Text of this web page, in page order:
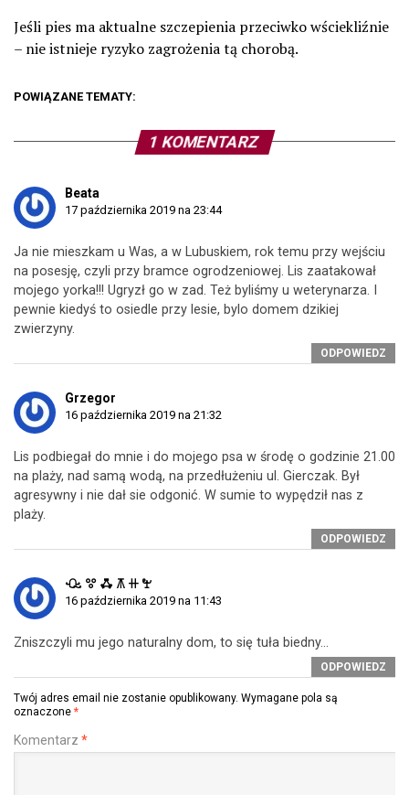
Jeśli pies ma aktualne szczepienia przeciwko wściekliźnie
– nie istnieje ryzyko zagrożenia tą chorobą.
POWIĄZANE TEMATY:
1 KOMENTARZ
Beata
17 października 2019 na 23:44
Ja nie mieszkam u Was, a w Lubuskiem, rok temu przy wejściu
na posesję, czyli przy bramce ogrodzeniowej. Lis zaatakował
mojego yorka!!! Ugryzł go w zad. Też byliśmy u weterynarza. I
pewnie kiedyś to osiedle przy lesie, bylo domem dzikiej
zwierzyny.
ODPOWIEDZ
Grzegor
16 października 2019 na 21:32
Lis podbiegał do mnie i do mojego psa w środę o godzinie 21.00
na plaży, nad samą wodą, na przedłużeniu ul. Gierczak. Był
agresywny i nie dał sie odgonić. W sumie to wypędził nas z
plaży.
ODPOWIEDZ
ꘐ ꖜ ꗈ ꕧ ꔠ ꖟ
16 października 2019 na 11:43
Zniszczyli mu jego naturalny dom, to się tuła biedny…
ODPOWIEDZ
Twój adres email nie zostanie opublikowany. Wymagane pola są
oznaczone *
Komentarz *